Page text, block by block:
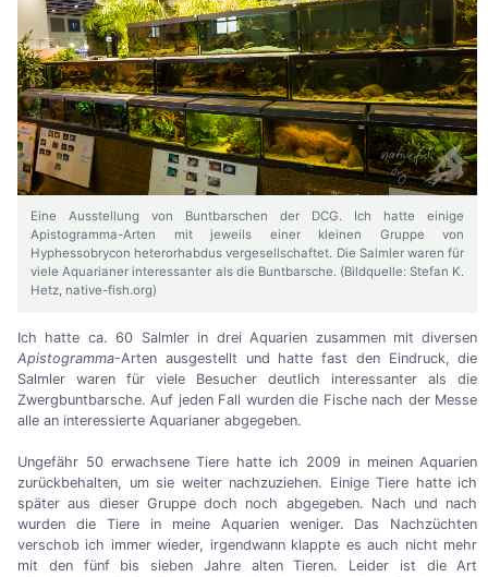
Eine Ausstellung von Buntbarschen der DCG. Ich hatte einige
Apistogramma-Arten mit jeweils einer kleinen Gruppe von
Hyphessobrycon heterorhabdus vergesellschaftet. Die Salmler waren für
viele Aquarianer interessanter als die Buntbarsche. (Bildquelle: Stefan K.
Hetz, native-fish.org)
Ich hatte ca. 60 Salmler in drei Aquarien zusammen mit diversen
Apistogramma-Arten ausgestellt und hatte fast den Eindruck, die
Salmler waren für viele Besucher deutlich interessanter als die
Zwergbuntbarsche. Auf jeden Fall wurden die Fische nach der Messe
alle an interessierte Aquarianer abgegeben.
Ungefähr 50 erwachsene Tiere hatte ich 2009 in meinen Aquarien
zurückbehalten, um sie weiter nachzuziehen. Einige Tiere hatte ich
später aus dieser Gruppe doch noch abgegeben. Nach und nach
wurden die Tiere in meine Aquarien weniger. Das Nachzüchten
verschob ich immer wieder, irgendwann klappte es auch nicht mehr
mit den fünf bis sieben Jahre alten Tieren. Leider ist die Art